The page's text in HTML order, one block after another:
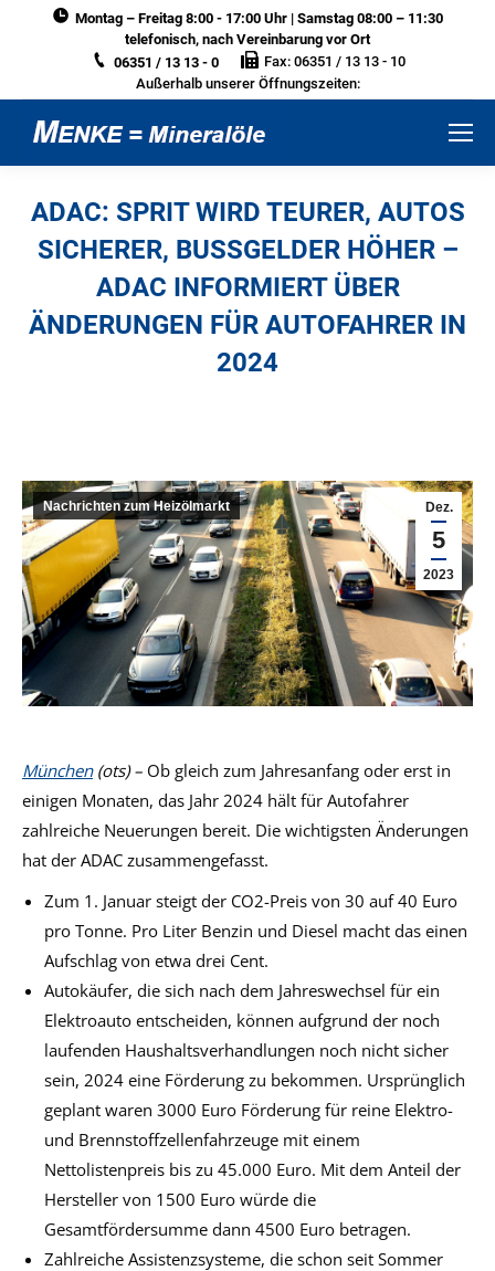
Montag – Freitag 8:00 - 17:00 Uhr | Samstag 08:00 – 11:30
telefonisch, nach Vereinbarung vor Ort
06351 / 13 13 - 0
Fax: 06351 / 13 13 - 10
Außerhalb unserer Öffnungszeiten:
ADAC: SPRIT WIRD TEURER, AUTOS
SICHERER, BUSSGELDER HÖHER –
ADAC INFORMIERT ÜBER Ä
NDERUNGEN FÜR AUTOFAHRER IN 2
024
Dez.
5
2023
Nachrichten zum Heizölmarkt
München(ots) – Ob gleich zum Jahresanfang oder erst in
einigen Monaten, das Jahr 2024 hält für Autofahrer
zahlreiche Neuerungen bereit. Die wichtigsten Änderungen
hat der ADAC zusammengefasst.
Zum 1. Januar steigt der CO2-Preis von 30 auf 40 Euro
pro Tonne. Pro Liter Benzin und Diesel macht das einen
Aufschlag von etwa drei Cent.
Autokäufer, die sich nach dem Jahreswechsel für ein
Elektroauto entscheiden, können aufgrund der noch
laufenden Haushaltsverhandlungen noch nicht sicher
sein, 2024 eine Förderung zu bekommen. Ursprünglich
geplant waren 3000 Euro Förderung für reine Elektro-
und Brennstoffzellenfahrzeuge mit einem
Nettolistenpreis bis zu 45.000 Euro. Mit dem Anteil der
Hersteller von 1500 Euro würde die
Gesamtfördersumme dann 4500 Euro betragen.
Zahlreiche Assistenzsysteme, die schon seit Sommer